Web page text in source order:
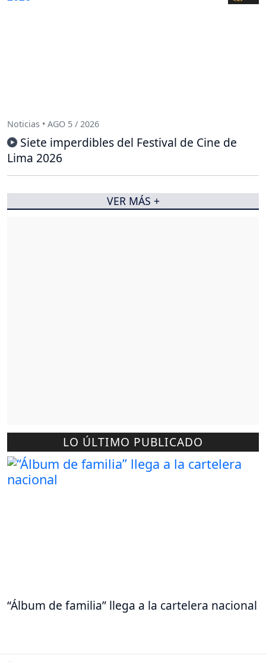
LO ÚLTIMO PUBLICADO
“Álbum de familia” llega a la cartelera nacional
Noticias • AGO 5 / 2026
Siete imperdibles del Festival de Cine de
Lima 2026
VER MÁS +